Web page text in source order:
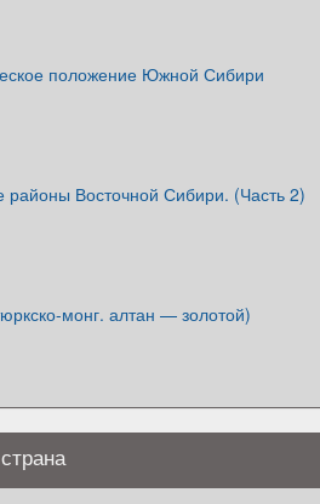
положение Южной Сибири
районы Восточной Сибири. (Часть 2)
монг. алтан — золотой)